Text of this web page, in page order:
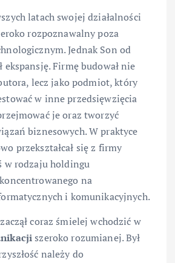
latach swojej działalności
rozpoznawalny poza
Jednak Son od
ekspansję. Firmę budował nie
lecz jako podmiot, który
w inne przedsięwzięcia
je oraz tworzyć
biznesowych. W praktyce
przekształcał się z firmy
w rodzaju holdingu
na
i komunikacyjnych.
coraz śmielej wchodzić w
szeroko rozumianej. Był
należy do